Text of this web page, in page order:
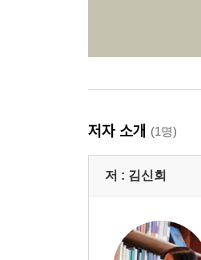
저자 소개 (1명)
저 : 김신회